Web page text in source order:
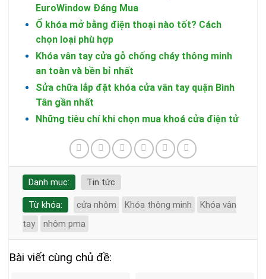
EuroWindow Đáng Mua
Ổ khóa mở bằng điện thoại nào tốt? Cách
chọn loại phù hợp
Khóa vân tay cửa gỗ chống cháy thông minh
an toàn và bền bỉ nhất
Sửa chữa lắp đặt khóa cửa vân tay quận Bình
Tân gần nhất
Những tiêu chí khi chọn mua khoá cửa điện tử
Danh mục: Tin tức
Từ khóa: cửa nhôm Khóa thông minh
Khóa vân
tay
nhôm pma
Bài viết cùng chủ đề: